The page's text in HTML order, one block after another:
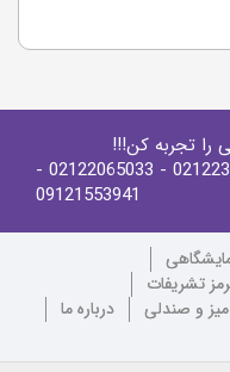
را تجربه کن!!!
- 02122065033
-
09121553941
تشریفات
میز و صندلی
درباره ما